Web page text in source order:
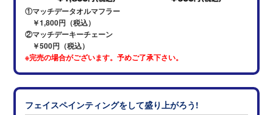
①マッチデータオルマフラー
￥1,800円（税込）
②マッチデーキーチェーン
￥500円（税込）
※完売の場合がございます。予めご了承下さい。
フェイスペインティングをして盛り上がろう!